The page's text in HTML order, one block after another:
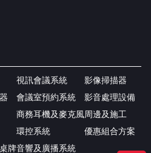
牌
視訊會議系統
會議室預約系統
商務耳機及麥克風
環控系統
音響及廣播系統
影像掃描器
影音處理設備
周邊及施工
優惠組合方案